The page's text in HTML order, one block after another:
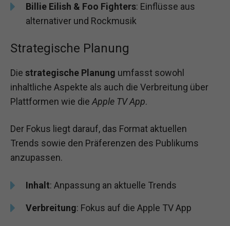
Billie Eilish & Foo Fighters: Einflüsse aus
alternativer und Rockmusik
Strategische Planung
Die strategische Planung umfasst sowohl
inhaltliche Aspekte als auch die Verbreitung über
Plattformen wie die Apple TV App.
Der Fokus liegt darauf, das Format aktuellen
Trends sowie den Präferenzen des Publikums
anzupassen.
Inhalt: Anpassung an aktuelle Trends
Verbreitung: Fokus auf die Apple TV App